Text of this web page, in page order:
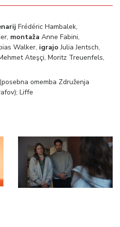
Frédéric Hambalek,
montaža Anne Fabini,
Walker, igrajo Julia Jentsch,
Ateşçi, Moritz Treuenfels,
omemba Združenja
Liffe